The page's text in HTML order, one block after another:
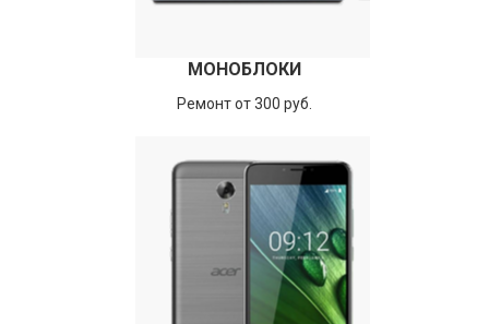
МОНОБЛОКИ
Ремонт от 300 руб.